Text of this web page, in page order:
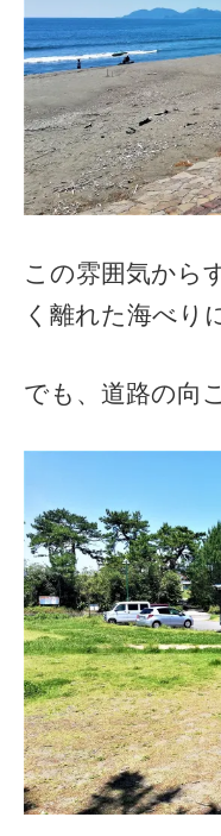
この雰囲気から
く離れた海べり
でも、道路の向